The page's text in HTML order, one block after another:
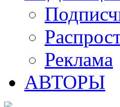
Реклама
АВТОРЫ